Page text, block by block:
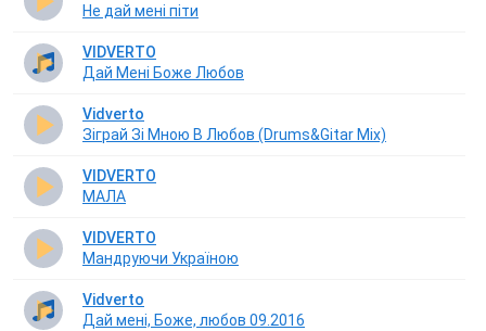
Не дай мені піти
VIDVERTO
Дай Мені Боже Любов
Vidverto
Зіграй Зі Мною В Любов (Drums&Gitar Mix)
VIDVERTO
МАЛА
VIDVERTO
Мандруючи Україною
Vidverto
Дай мені, Боже, любов 09.2016